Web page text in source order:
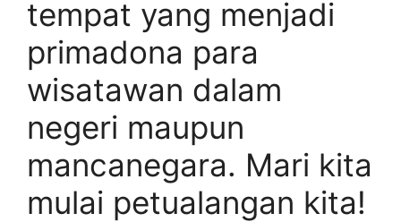
tempat yang menjadi
primadona para
wisatawan dalam
negeri maupun
mancanegara. Mari kita
mulai petualangan kita!